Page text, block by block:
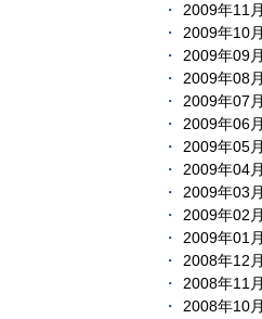
2009年11月
2009年10月
2009年09月
2009年08月
2009年07月
2009年06月
2009年05月
2009年04月
2009年03月
2009年02月
2009年01月
2008年12月
2008年11月
2008年10月